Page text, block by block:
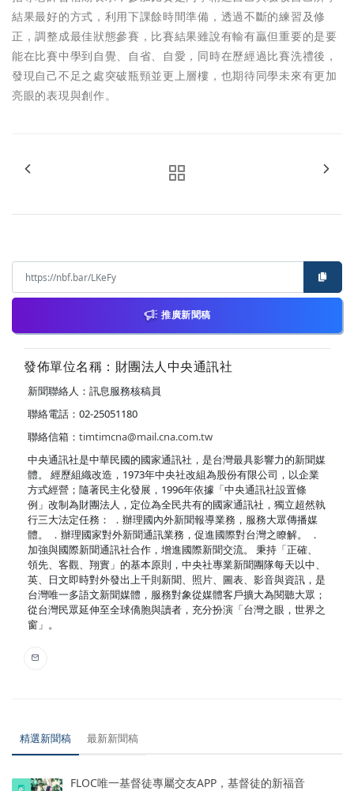
結果最好的方式，利用下課餘時間準備，透過不斷的練習及修
正，調整成最佳狀態參賽，比賽結果雖說有輸有贏但重要的是要
能在比賽中學到自覺、自省、自愛，同時在歷經過比賽洗禮後，
發現自己不足之處突破瓶頸並更上層樓，也期待同學未來有更加
亮眼的表現與創作。
推廣新聞稿
發佈單位名稱：財團法人中央通訊社
新聞聯絡人：訊息服務核稿員
聯絡電話：02-25051180
聯絡信箱： timtimcna@mail.cna.com.tw
中央通訊社是中華民國的國家通訊社，是台灣最具影響力的新聞媒
體。 經歷組織改造，1973年中央社改組為股份有限公司，以企業
方式經營；隨著民主化發展，1996年依據「中央通訊社設置條
例」改制為財團法人，定位為全民共有的國家通訊社，獨立超然執
行三大法定任務： ．辦理國內外新聞報導業務，服務大眾傳播媒
體。 ．辦理國家對外新聞通訊業務，促進國際對台灣之瞭解。 ．
加強與國際新聞通訊社合作，增進國際新聞交流。 秉持「正確、
領先、客觀、翔實」的基本原則，中央社專業新聞團隊每天以中、
英、日文即時對外發出上千則新聞、照片、圖表、影音與資訊，是
台灣唯一多語文新聞媒體，服務對象從媒體客戶擴大為閱聽大眾；
從台灣民眾延伸至全球僑胞與讀者，充分扮演「台灣之眼，世界之
窗」。
精選新聞稿 最新新聞稿
FLOC唯一基督徒專屬交友APP，基督徒的新福音